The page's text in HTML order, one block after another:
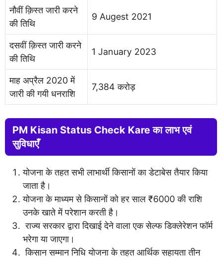
नौवीं क़िस्त जारी करने
की तिथि
9 Augest 2021
दसवीं क़िस्त जारी करने
की तिथि
1 January 2023
माह अप्रैल 2020 में
जारी की गयी धनराशि
7,384 करोड़
PM Kisan Status Check Kare का लाभ एवं
सुविधाएँ
योजना के तहत सभी लाभार्थी किसानों का डेटाबेस तैयार किया
जाता है।
योजना के माध्यम से किसानों को हर साल ₹6000 की राशि
उनके खाते में परेशान करती है।
राज्य सरकार द्वारा दिखाई देने वाला एक सेल्फ डिक्लेरेशन फॉर्म
भरेगा या जाएगा।
किसान सम्मान निधि योजना के तहत आर्थिक सहायता तीन